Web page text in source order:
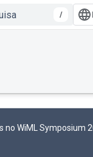
/
no WiML Symposium